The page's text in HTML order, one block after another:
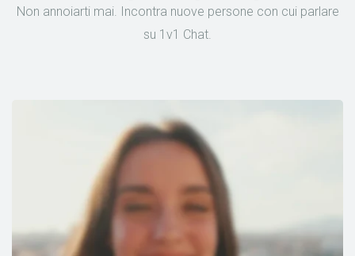
Non annoiarti mai. Incontra nuove persone con cui parlare
su 1v1 Chat.